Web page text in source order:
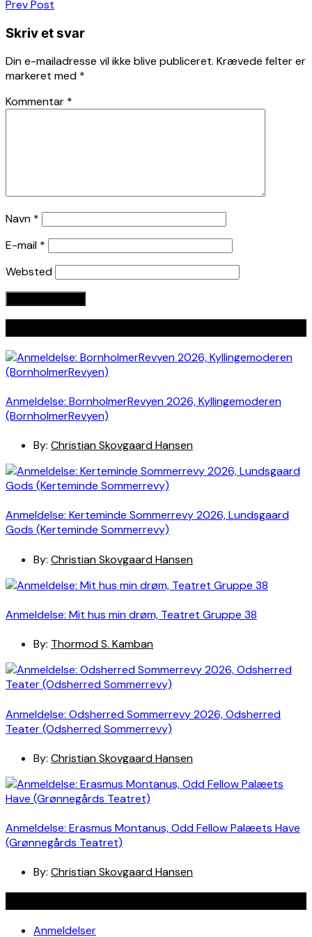
Indlægsnavigation
Prev Post
Skriv et svar
Din e-mailadresse vil ikke blive publiceret. Krævede felter er
markeret med *
Kommentar *
Navn *
E-mail *
Websted
Anmeldelse: BornholmerRevyen 2026, Kyllingemoderen
(BornholmerRevyen)
By: Christian Skovgaard Hansen
Anmeldelse: Kerteminde Sommerrevy 2026, Lundsgaard
Gods (Kerteminde Sommerrevy)
By: Christian Skovgaard Hansen
Anmeldelse: Mit hus min drøm, Teatret Gruppe 38
By: Thormod S. Kamban
Anmeldelse: Odsherred Sommerrevy 2026, Odsherred
Teater (Odsherred Sommerrevy)
By: Christian Skovgaard Hansen
Anmeldelse: Erasmus Montanus, Odd Fellow Palæets Have
(Grønnegårds Teatret)
By: Christian Skovgaard Hansen
Anmeldelser